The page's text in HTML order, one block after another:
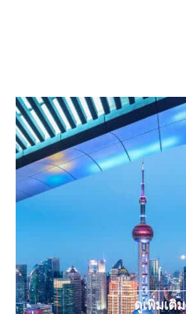
ดูเพิ่มเติม